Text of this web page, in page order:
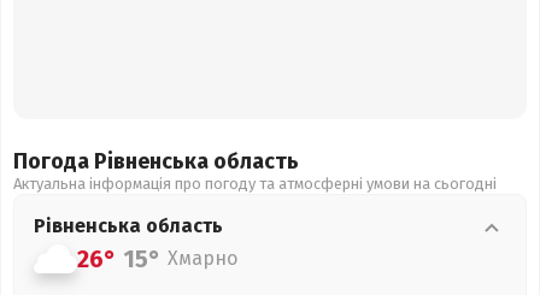
Погода Рівненська область
Актуальна інформація про погоду та атмосферні умови на сьогодні
Рівненська область
26° 15° Хмарно